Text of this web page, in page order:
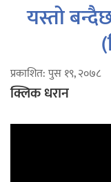
यस्तो
प्रकाशित: पुस १९, २०७८
क्लिक धरान